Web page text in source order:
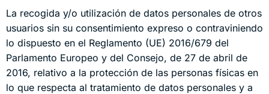
La recogida y/o utilización de datos personales de otros
usuarios sin su consentimiento expreso o contraviniendo
lo dispuesto en el Reglamento (UE) 2016/679 del
Parlamento Europeo y del Consejo, de 27 de abril de
2016, relativo a la protección de las personas físicas en
lo que respecta al tratamiento de datos personales y a